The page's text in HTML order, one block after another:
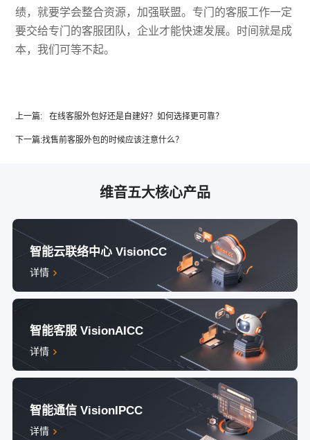
绩，就要学会整合资源，加强联盟。专门的客服工作一定
要交给专门的客服团队，企业才能快速发展。时间就是成
本，我们可等不起。
上一篇: 在线客服外包好还是自建好？如何选择更可靠？
下一篇:找售前客服外包的时候应该注意什么？
维音五大核心产品
智能云联络中心 VisionCC
详情
智能客服 VisionAICC
详情
智能通信 VisionIPCC
详情